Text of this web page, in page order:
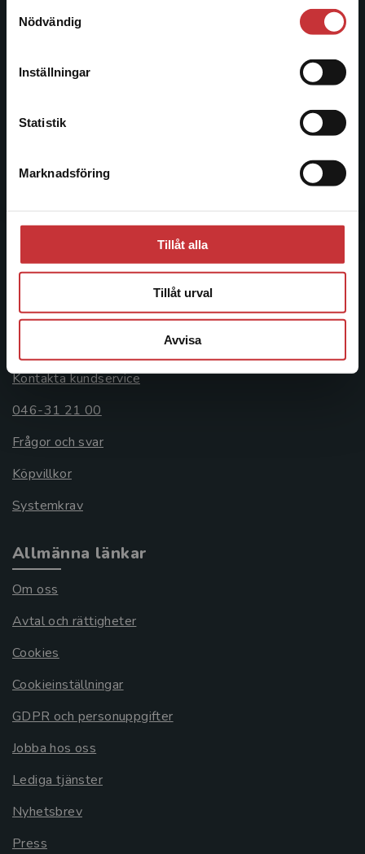
Nödvändig
Inställningar
Statistik
Marknadsföring
Tillåt alla
Tillåt urval
Avvisa
Vi erbjuder inte leveranser utanför Sverige. För
att kunna slutföra ett köp måste
informationstjänster i utbudet, finns Studentlitteratur med
Kontakta oss
Kontakta oss
Postadress:
221 00 Lund
Besöksadress:
Åkergränden 1
Kontakta kundservice
046-31 21 00
Frågor och svar
Köpvillkor
Systemkrav
Allmänna länkar
Om oss
Avtal och rättigheter
Cookies
Cookieinställningar
GDPR och personuppgifter
Jobba hos oss
Lediga tjänster
Nyhetsbrev
Press